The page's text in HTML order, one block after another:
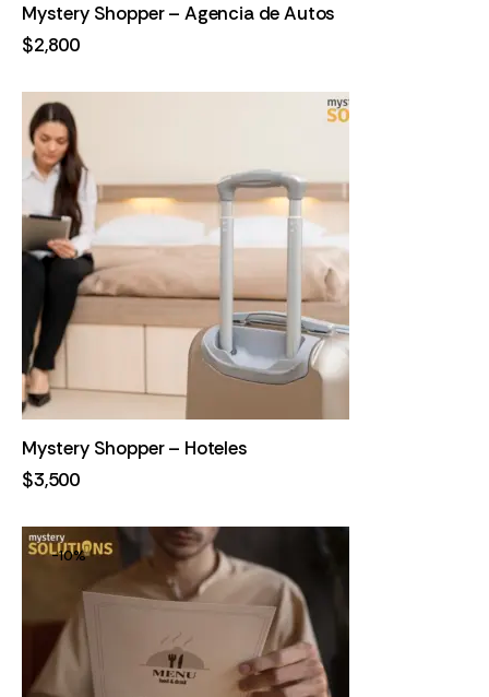
Mystery Shopper – Agencia de Autos
$2,800
Mystery Shopper – Hoteles
$3,500
-10%